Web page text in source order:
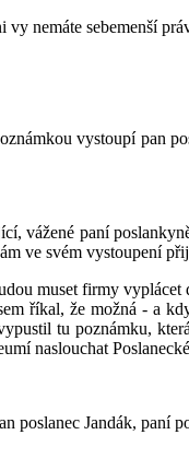
nemáte sebemenší
vystoupí pan
vážené paní
ve svém vystoupení
muset firmy
říkal, že možná - a
tu poznámku,
naslouchat
poslanec Jandák, paní